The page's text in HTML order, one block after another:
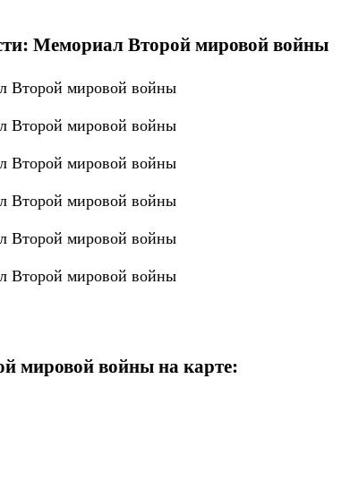
Мемориал Второй мировой войны
мировой войны на карте: